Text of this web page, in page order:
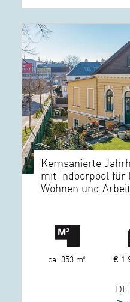
Kernsanierte
mit Indoorpool für
Wohnen und
ca. 353 m² €